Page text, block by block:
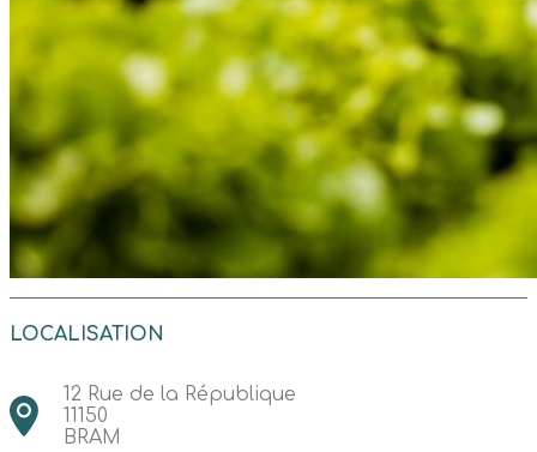
LOCALISATION
12 Rue de la République
11150
BRAM